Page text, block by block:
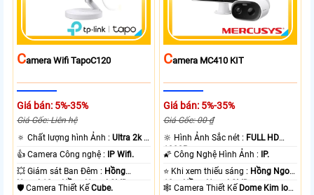
CAmera Wifi TapoC120
Giá bán: 5%-35%
Giá Gốc: Liên hệ
🔅 Chất lượng hình Ảnh :Ultra 2k +
.
👍 Camera Công nghệ :
IP Wifi.
💥 Giám sát Ban Đêm : Hồng
Ngoại 10m Hồng Ngoại SMD.
🛡 Camera Thiết KếCube.
CAmera MC410 KIT
Giá bán: 5%-35%
Giá Gốc: 00 ₫
🔆 Hình Ảnh Sắc nét : FULL HD
1080P .
🌠 Công Nghệ Hình Ảnh :
IP.
⭐ Khi xem thiếu sáng : Hồng Ngoại
10m Hồng Ngoại SMD.
🕸️ Camera Thiết Kế Dome Kim loại